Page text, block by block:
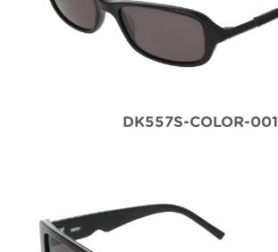
DK557S-COLOR-001